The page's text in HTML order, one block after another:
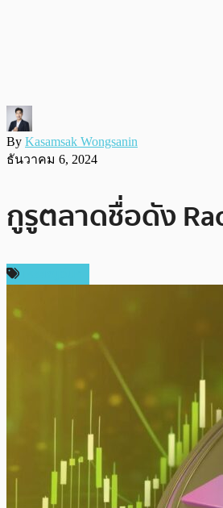
By Kasamsak Wongsanin
ธันวาคม 6, 2024
กูรูตลาดชื่อดัง